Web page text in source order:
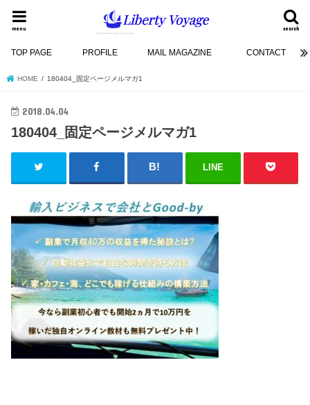
search
menu
TOP PAGE PROFILE MAIL MAGAZINE CONTACT
HOME 180404_固定ページメルマガ1
2018.04.04
180404_固定ページメルマガ1
LINE